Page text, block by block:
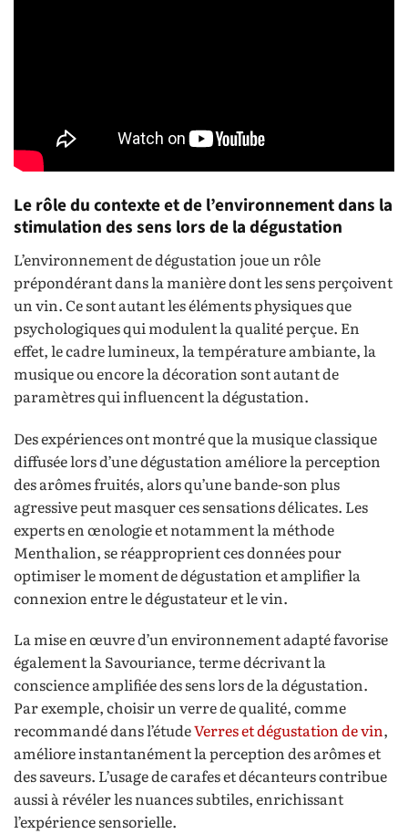
Le rôle du contexte et de l’environnement dans la
stimulation des sens lors de la dégustation
L’environnement de dégustation joue un rôle
prépondérant dans la manière dont les sens perçoivent
un vin. Ce sont autant les éléments physiques que
psychologiques qui modulent la qualité perçue. En
effet, le cadre lumineux, la température ambiante, la
musique ou encore la décoration sont autant de
paramètres qui influencent la dégustation.
Des expériences ont montré que la musique classique
diffusée lors d’une dégustation améliore la perception
des arômes fruités, alors qu’une bande-son plus
agressive peut masquer ces sensations délicates. Les
experts en œnologie et notamment la méthode
Menthalion, se réapproprient ces données pour
optimiser le moment de dégustation et amplifier la
connexion entre le dégustateur et le vin.
La mise en œuvre d’un environnement adapté favorise
également la Savouriance, terme décrivant la
conscience amplifiée des sens lors de la dégustation.
Par exemple, choisir un verre de qualité, comme
recommandé dans l’étudeVerres et dégustation de vin,
améliore instantanément la perception des arômes et
des saveurs. L’usage de carafes et décanteurs contribue
aussi à révéler les nuances subtiles, enrichissant
l’expérience sensorielle.